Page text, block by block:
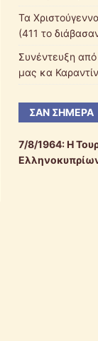
Τα
(411 το
Συνέντευξη από
μας κα
ΣΑΝ ΣΉΜΕΡΑ
7/8/1964: Η